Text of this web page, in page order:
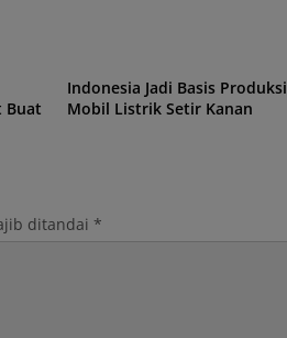
Buat
Indonesia Jadi Basis Produksi
Mobil Listrik Setir Kanan
ditandai *